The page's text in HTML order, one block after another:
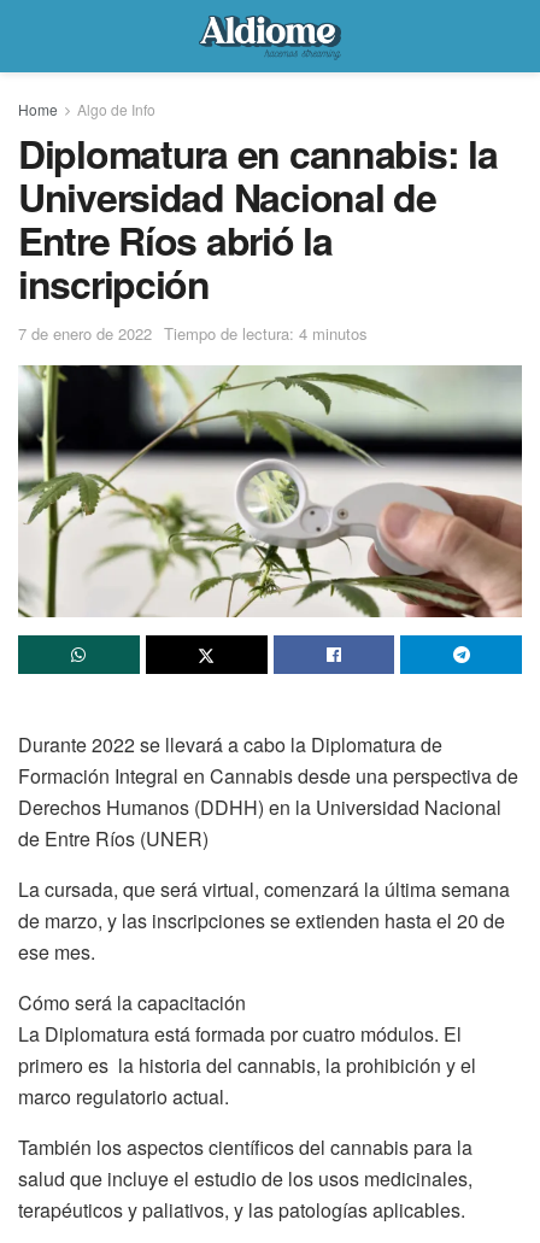
Home Algo de Info
Diplomatura en cannabis: la
Universidad Nacional de
Entre Ríos abrió la
inscripción
7 de enero de 2022 Tiempo de lectura: 4 minutos
Durante 2022 se llevará a cabo la Diplomatura de
Formación Integral en Cannabis desde una perspectiva de
Derechos Humanos (DDHH) en la Universidad Nacional
de Entre Ríos (UNER)
La cursada, que será virtual, comenzará la última semana
de marzo, y las inscripciones se extienden hasta el 20 de
ese mes.
Cómo será la capacitación
La Diplomatura está formada por cuatro módulos. El
primero es la historia del cannabis, la prohibición y el
marco regulatorio actual.
También los aspectos científicos del cannabis para la
salud que incluye el estudio de los usos medicinales,
terapéuticos y paliativos, y las patologías aplicables.